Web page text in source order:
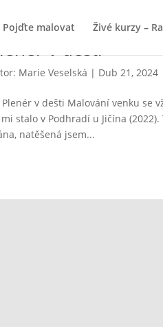
Pojďte malovat Živé kurzy –
v dešti
Marie Veselská | Dub 21, 2024
v dešti Malování venku se
stalo v Podhradí u Jičína
natěšená jsem...